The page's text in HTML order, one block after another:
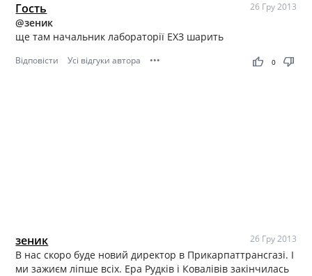
Гость 26 Гру 2013
@зеник
ще там начальник лабораторії ЕХЗ шарить
Відповісти Усі відгуки автора ••• thumb_up thumb_down
0
зеник 26 Гру 2013
В нас скоро буде новий директор в Прикарпаттрансгазі. І
ми зажиєм ліпше всіх. Ера Рудків і Ковалівів закінчилась